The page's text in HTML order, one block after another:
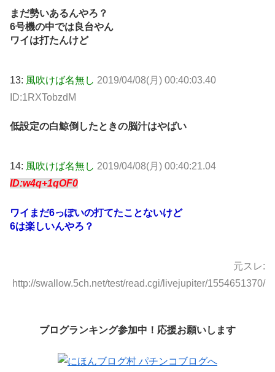
まだ勢いあるんやろ？
6号機の中では良台やん
ワイは打たんけど
13: 風吹けば名無し 2019/04/08(月) 00:40:03.40
ID:1RXTobzdM
低設定の白鯨倒したときの脳汁はやばい
14: 風吹けば名無し 2019/04/08(月) 00:40:21.04
ID:w4q+1qOF0
ワイまだ6っぽいの打てたことないけど
6は楽しいんやろ？
元スレ:
http://swallow.5ch.net/test/read.cgi/livejupiter/1554651370/
ブログランキング参加中！応援お願いします